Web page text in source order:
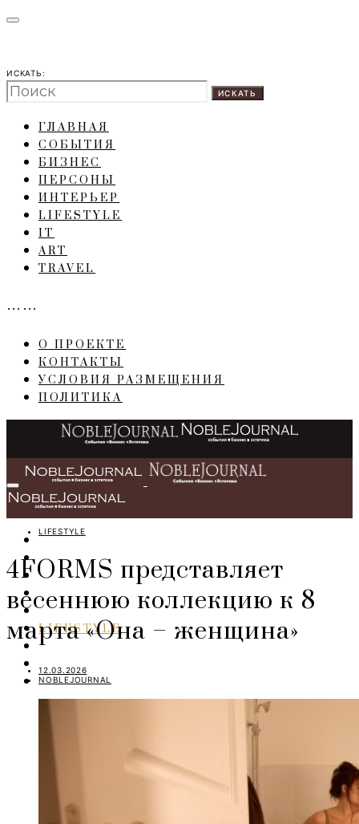
ИСКАТЬ:
ИСКАТЬ
ГЛАВНАЯ
СОБЫТИЯ
БИЗНЕС
ПЕРСОНЫ
ИНТЕРЬЕР
LIFESTYLE
IT
ART
TRAVEL
……
О ПРОЕКТЕ
КОНТАКТЫ
УСЛОВИЯ РАЗМЕЩЕНИЯ
ПОЛИТИКА
ГЛАВНАЯ
СОБЫТИЯ
БИЗНЕС
ПЕРСОНЫ
ИНТЕРЬЕР
LIFESTYLE
IT
ART
TRAVEL
LIFESTYLE
4FORMS представляет
весеннюю коллекцию к 8
марта «Она – женщина»
12.03.2026
NOBLEJOURNAL